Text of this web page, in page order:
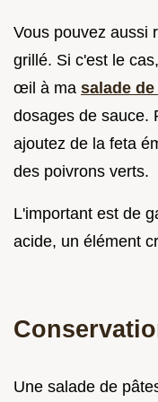
Vous pouvez aussi
grillé. Si c'est le
œil à ma salade
dosages de sauce.
ajoutez de la feta
des poivrons verts.
L'important est de
acide, un élément
Une salade de